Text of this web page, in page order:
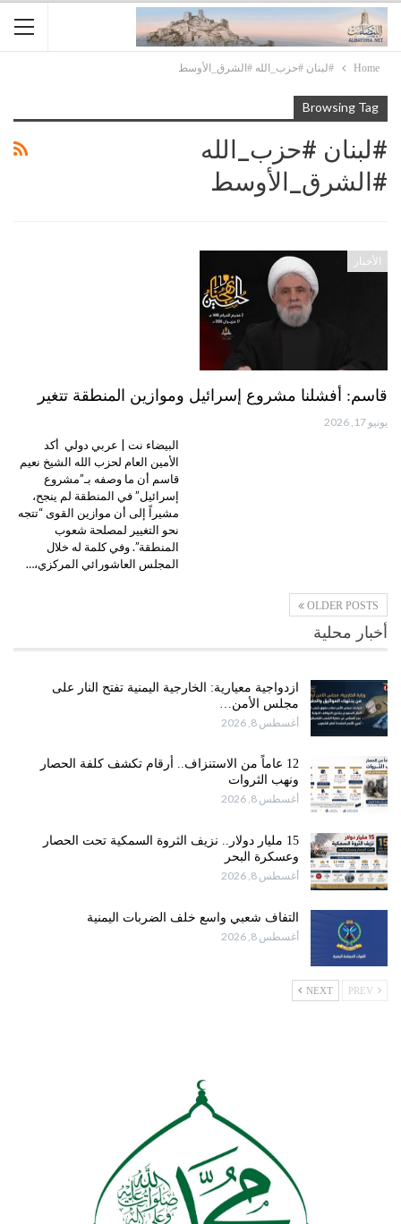
Home #لبنان #حزب_الله #الشرق_الأوسط
Browsing Tag
#لبنان #حزب_الله
#الشرق_الأوسط
الأخبار
قاسم: أفشلنا مشروع إسرائيل وموازين المنطقة تتغير
يونيو 17, 2026
البيضاء نت | عربي دولي أكد
الأمين العام لحزب الله الشيخ نعيم
قاسم أن ما وصفه بـ”مشروع
إسرائيل” في المنطقة لم ينجح،
مشيراً إلى أن موازين القوى “تتجه
نحو التغيير لمصلحة شعوب
المنطقة”. وفي كلمة له خلال
المجلس العاشورائي المركزي،…
OLDER POSTS
أخبار محلية
ازدواجية معيارية: الخارجية اليمنية تفتح النار على
مجلس الأمن…
أغسطس 8, 2026
12 عاماً من الاستنزاف.. أرقام تكشف كلفة الحصار
ونهب الثروات
أغسطس 8, 2026
15 مليار دولار.. نزيف الثروة السمكية تحت الحصار
وعسكرة البحر
أغسطس 8, 2026
التفاف شعبي واسع خلف الضربات اليمنية
أغسطس 8, 2026
NEXT